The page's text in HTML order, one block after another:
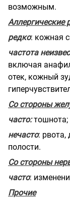
возможным.
Аллергические
редко: кожная
частота
включая
отек, кожный
Со стороны
часто:тошнота;
нечасто: рвота,
полости.
Со стороны
часто:
Прочие